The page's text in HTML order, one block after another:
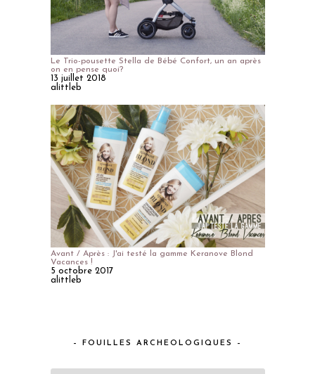
Le Trio-pousette Stella de Bébé Confort, un an après
on en pense quoi?
13 juillet 2018
alittleb
Avant / Après : J'ai testé la gamme Keranove Blond
Vacances !
5 octobre 2017
alittleb
– FOUILLES ARCHEOLOGIQUES –